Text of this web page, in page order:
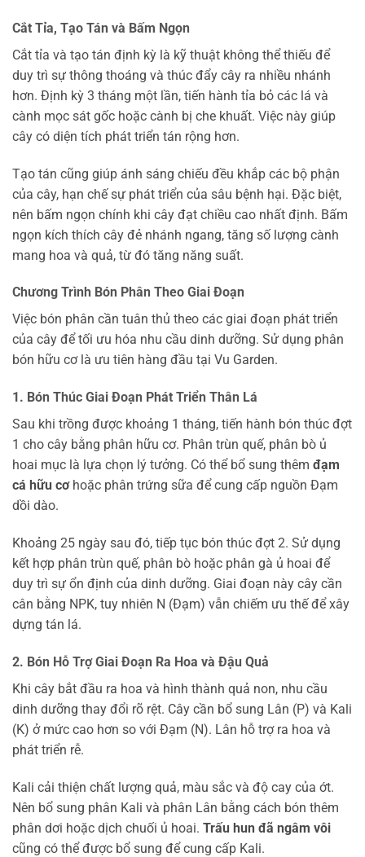
Cắt Tỉa, Tạo Tán và Bấm Ngọn
Cắt tỉa và tạo tán định kỳ là kỹ thuật không thể thiếu để
duy trì sự thông thoáng và thúc đẩy cây ra nhiều nhánh
hơn. Định kỳ 3 tháng một lần, tiến hành tỉa bỏ các lá và
cành mọc sát gốc hoặc cành bị che khuất. Việc này giúp
cây có diện tích phát triển tán rộng hơn.
Tạo tán cũng giúp ánh sáng chiếu đều khắp các bộ phận
của cây, hạn chế sự phát triển của sâu bệnh hại. Đặc biệt,
nên bấm ngọn chính khi cây đạt chiều cao nhất định. Bấm
ngọn kích thích cây đẻ nhánh ngang, tăng số lượng cành
mang hoa và quả, từ đó tăng năng suất.
Chương Trình Bón Phân Theo Giai Đoạn
Việc bón phân cần tuân thủ theo các giai đoạn phát triển
của cây để tối ưu hóa nhu cầu dinh dưỡng. Sử dụng phân
bón hữu cơ là ưu tiên hàng đầu tại Vu Garden.
1. Bón Thúc Giai Đoạn Phát Triển Thân Lá
Sau khi trồng được khoảng 1 tháng, tiến hành bón thúc đợt
1 cho cây bằng phân hữu cơ. Phân trùn quế, phân bò ủ
hoai mục là lựa chọn lý tưởng. Có thể bổ sung thêm đạm
cá hữu cơhoặc phân trứng sữa để cung cấp nguồn Đạm
dồi dào.
Khoảng 25 ngày sau đó, tiếp tục bón thúc đợt 2. Sử dụng
kết hợp phân trùn quế, phân bò hoặc phân gà ủ hoai để
duy trì sự ổn định của dinh dưỡng. Giai đoạn này cây cần
cân bằng NPK, tuy nhiên N (Đạm) vẫn chiếm ưu thế để xây
dựng tán lá.
2. Bón Hỗ Trợ Giai Đoạn Ra Hoa và Đậu Quả
Khi cây bắt đầu ra hoa và hình thành quả non, nhu cầu
dinh dưỡng thay đổi rõ rệt. Cây cần bổ sung Lân (P) và Kali
(K) ở mức cao hơn so với Đạm (N). Lân hỗ trợ ra hoa và
phát triển rễ.
Kali cải thiện chất lượng quả, màu sắc và độ cay của ớt.
Nên bổ sung phân Kali và phân Lân bằng cách bón thêm
phân dơi hoặc dịch chuối ủ hoai. Trấu hun đã ngâm vôi
cũng có thể được bổ sung để cung cấp Kali.